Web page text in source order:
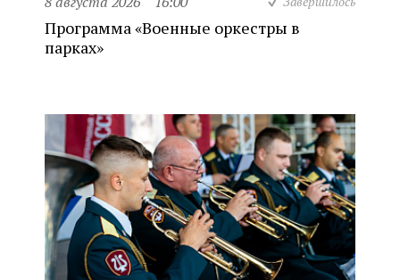
Программа «Военные оркестры в
парках»